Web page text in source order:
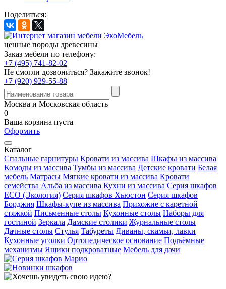
Поделиться:
ценные породы древесины
Заказ мебели по телефону:
+7 (495) 741-82-02
Не смогли дозвониться? Закажите звонок!
+7 (920) 929-55-88
Москва и Московская область
0
Ваша корзина пуста
Оформить
Каталог
Спальные гарнитуры Кровати из массива Шкафы из массива
Комоды из массива Тумбы из массива Детские кровати Белая
мебель Матрасы Мягкие кровати из массива Кровати
семейства Альба из массива Кухни из массива Серия шкафов
ECO (Экология) Серия шкафов Хьюстон Серия шкафов
Борджия Шкафы-купе из массива Прихожие с каретной
стяжкой Письменные столы Кухонные столы Наборы для
гостиной Зеркала Дамские столики Журнальные столы
Дачные столы Стулья Табуреты Диваны, скамьи, лавки
Кухонные уголки Ортопедическое основание Подъёмные
механизмы Ящики подкроватные Мебель для дачи